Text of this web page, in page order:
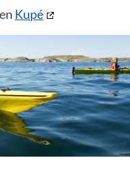
Kupé